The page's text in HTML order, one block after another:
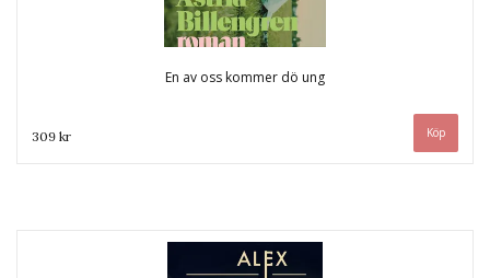
En av oss kommer dö ung
309 kr